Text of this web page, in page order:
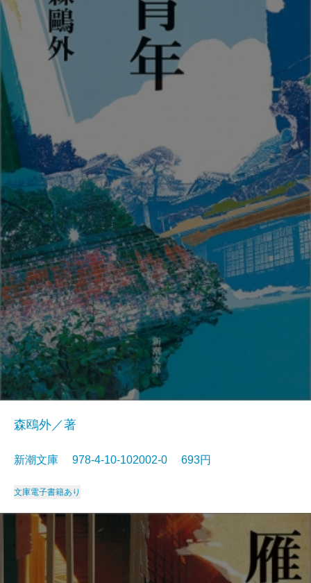
森鴎外／著
新潮文庫 978-4-10-102002-0 693円
文庫電子書籍あり